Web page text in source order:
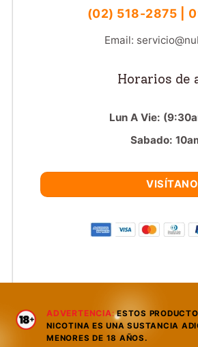
(02) 518-2875 |
Email:
Horarios de
Lun A Vie:
Sabado:
ADVERTENCIA: ESTOS
NICOTINA ES UNA SUSTANCIA
MENORES DE 18 AÑOS.